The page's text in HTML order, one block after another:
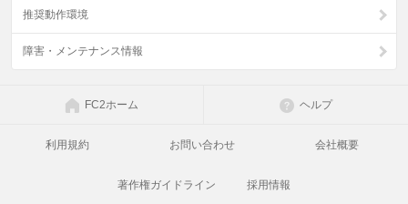
推奨動作環境
障害・メンテナンス情報
FC2ホーム ヘルプ
利用規約 お問い合わせ 会社概要
著作権ガイドライン 採用情報